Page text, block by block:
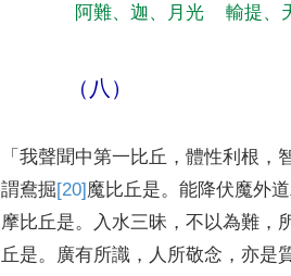
阿難、迦、 月光 輸提、
（八）
「我聲聞中第一比丘 ，體性利根 ，
謂鴦掘[20] 魔比丘是。能降伏魔外
摩比丘是。 入水三昧 ，不以為難 ，
丘是。 廣有所識 ， 人 所敬念 ，亦是